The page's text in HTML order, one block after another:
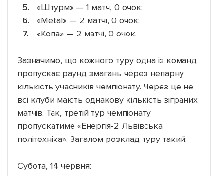
«Штурм» — 1 матч, 0 очок;
«Metal» — 2 матчі, 0 очок;
«Копа» — 2 матчі, 0 очок.
Зазначимо, що кожного туру одна із команд
пропускає раунд змагань через непарну
кількість учасників чемпіонату. Через це не
всі клуби мають однакову кількість зіграних
матчів. Так, третій тур чемпіонату
пропускатиме «Енергія-2 Львівська
політехніка». Загалом розклад туру такий:
Субота, 14 червня: